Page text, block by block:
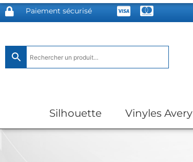
Paiement sécurisé
Silhouette Vinyles Avery